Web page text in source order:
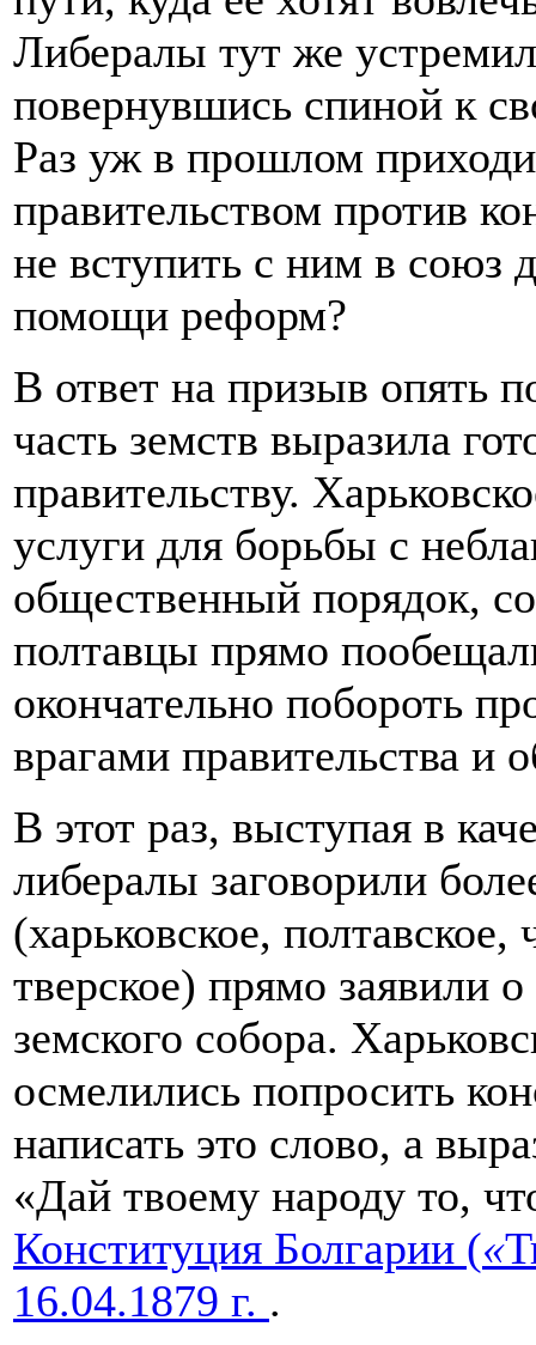
Либералы тут же
повернувшись спиной к
Раз уж в прошлом
правительством против
не вступить с ним в союз
помощи реформ?
В ответ на призыв опять
часть земств выразила
правительству.
услуги для борьбы с
общественный порядок,
полтавцы прямо
окончательно побороть
врагами правительства и
В этот раз, выступая в
либералы заговорили
(харьковское, полтавское,
тверское) прямо заявили
земского собора.
осмелились попросить
написать это слово, а
«Дай твоему народу то,
Конституция Болгарии («
16.04.1879 г. .